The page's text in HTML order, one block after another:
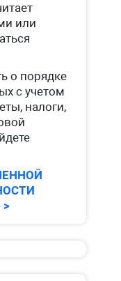
или
о порядке
с учетом
налоги,